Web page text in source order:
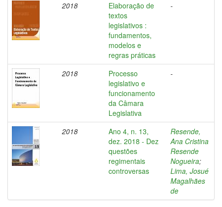
2018
Elaboração de
textos
legislativos :
fundamentos,
modelos e
regras práticas
-
2018
Processo
legislativo e
funcionamento
da Câmara
Legislativa
-
2018
Ano 4, n. 13,
dez. 2018 - Dez
questões
regimentais
controversas
Resende,
Ana Cristina
Resende
Nogueira;
Lima, Josué
Magalhães
de